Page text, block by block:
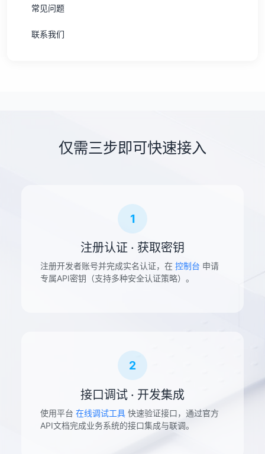
常见问题
联系我们
仅需三步即可快速接入
1
注册认证 · 获取密钥
注册开发者账号并完成实名认证，在 控制台 申请
专属API密钥（支持多种安全认证策略）。
2
接口调试 · 开发集成
使用平台 在线调试工具 快速验证接口，通过官方
API文档完成业务系统的接口集成与联调。